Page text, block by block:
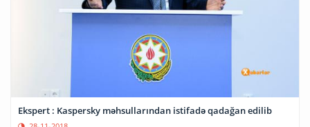
Ekspert : Kaspersky məhsullarından istifadə qadağan edilib